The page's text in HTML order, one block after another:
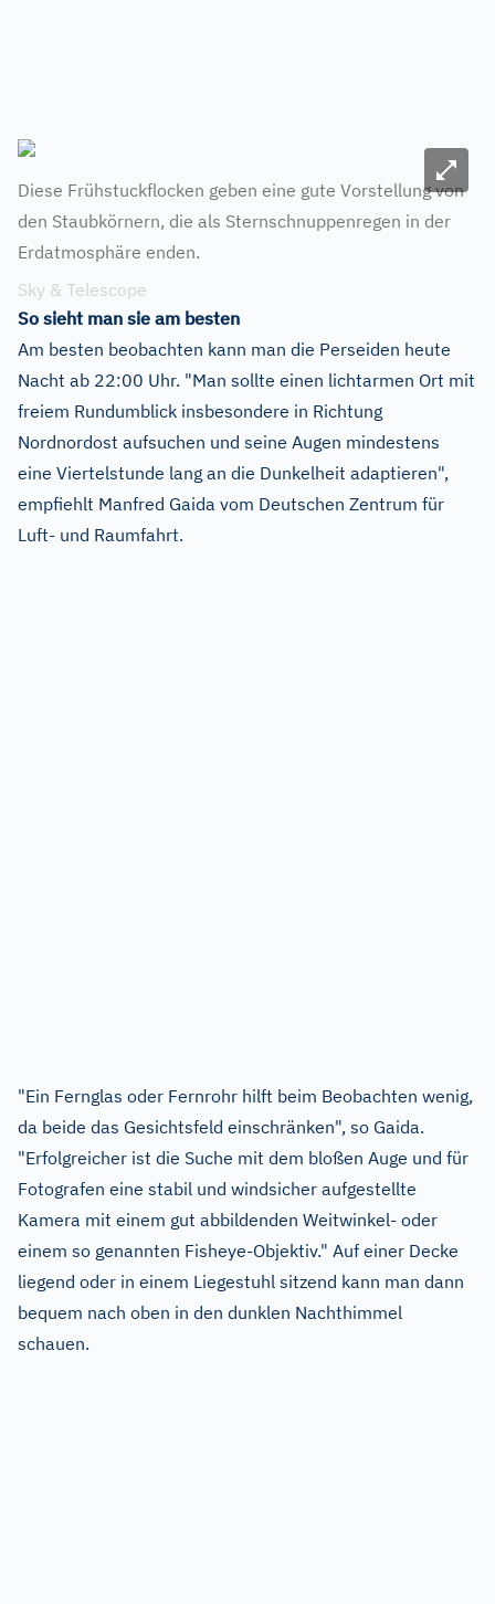
Bild
Diese Frühstuckflocken geben eine gute Vorstellung von
den Staubkörnern, die als Sternschnuppenregen in der
Erdatmosphäre enden.
Sky & Telescope
So sieht man sie am besten
Am besten beobachten kann man die Perseiden heute
Nacht ab 22:00 Uhr. "Man sollte einen lichtarmen Ort mit
freiem Rundumblick insbesondere in Richtung
Nordnordost aufsuchen und seine Augen mindestens
eine Viertelstunde lang an die Dunkelheit adaptieren",
empfiehlt Manfred Gaida vom Deutschen Zentrum für
Luft- und Raumfahrt.
"Ein Fernglas oder Fernrohr hilft beim Beobachten wenig,
da beide das Gesichtsfeld einschränken", so Gaida.
"Erfolgreicher ist die Suche mit dem bloßen Auge und für
Fotografen eine stabil und windsicher aufgestellte
Kamera mit einem gut abbildenden Weitwinkel- oder
einem so genannten Fisheye-Objektiv." Auf einer Decke
liegend oder in einem Liegestuhl sitzend kann man dann
bequem nach oben in den dunklen Nachthimmel
schauen.